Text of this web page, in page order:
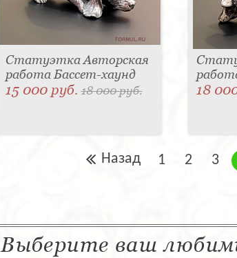
Статуэтка Авторская
работа Бассет-хаунд
15 000 руб.18 000 руб. 18
Назад 1 2 3
Выберите ваш